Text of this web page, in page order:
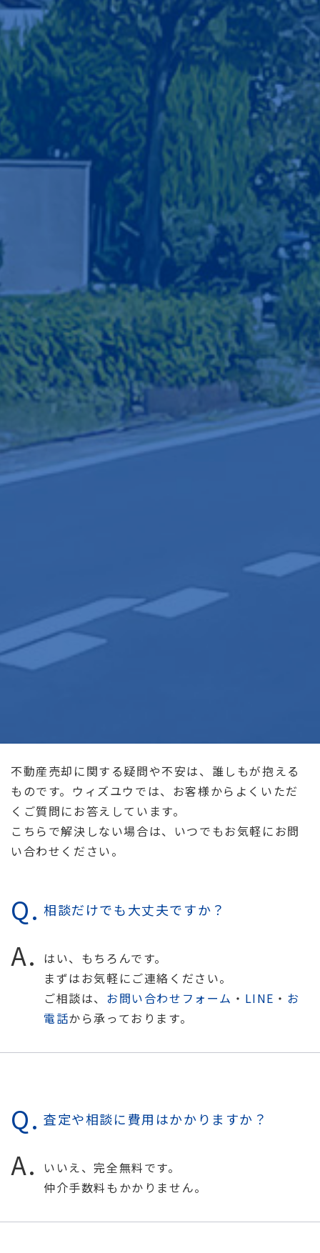
不動産売却に関する疑問や不安は、誰しもが抱える
ものです。ウィズユウでは、お客様からよくいただ
くご質問にお答えしています。
こちらで解決しない場合は、いつでもお気軽にお問
い合わせください。
相談だけでも大丈夫ですか？
はい、もちろんです。
まずはお気軽にご連絡ください。
ご相談は、 お問い合わせフォーム ・ LINE ・ お
電話から承っております。
査定や相談に費用はかかりますか？
いいえ、完全無料です。
仲介手数料もかかりません。